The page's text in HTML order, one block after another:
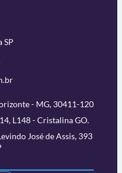
SP
- MG, 30411-120
L148 - Cristalina GO.
José de Assis, 393